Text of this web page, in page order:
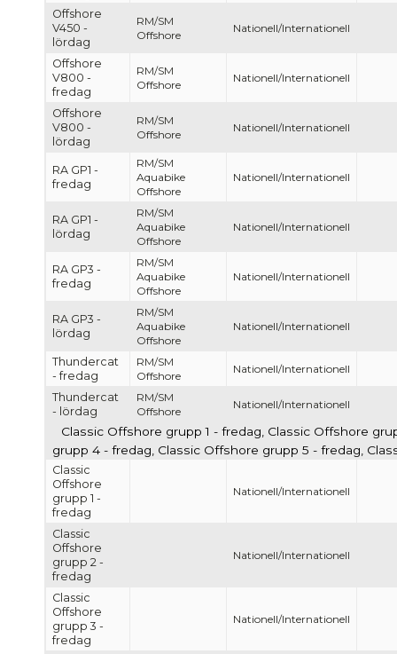
Offshore
V450 -
lördag
RM/SM
Offshore
Nationell/Internationell
Offshore
V800 -
fredag
RM/SM
Offshore
Nationell/Internationell
Offshore
V800 -
lördag
RM/SM
Offshore
Nationell/Internationell
RA GP1 -
fredag
RM/SM
Aquabike
Offshore
Nationell/Internationell
RA GP1 -
lördag
RM/SM
Aquabike
Offshore
Nationell/Internationell
RA GP3 -
fredag
RM/SM
Aquabike
Offshore
Nationell/Internationell
RA GP3 -
lördag
RM/SM
Aquabike
Offshore
Nationell/Internationell
Thundercat
- fredag
RM/SM
Offshore
Nationell/Internationell
Thundercat
- lördag
RM/SM
Offshore
Nationell/Internationell
Classic Offshore grupp 1 - fredag, Classic Offshore
grupp 4 - fredag, Classic Offshore grupp 5 - fredag,
Classic
Offshore
grupp 1 -
fredag
Nationell/Internationell
Classic
Offshore
grupp 2 -
fredag
Nationell/Internationell
Classic
Offshore
grupp 3 -
fredag
Nationell/Internationell